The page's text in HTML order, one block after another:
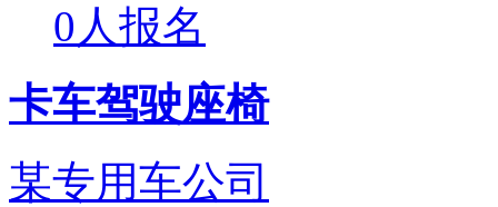
0人报名
卡车驾驶座椅
某专用车公司